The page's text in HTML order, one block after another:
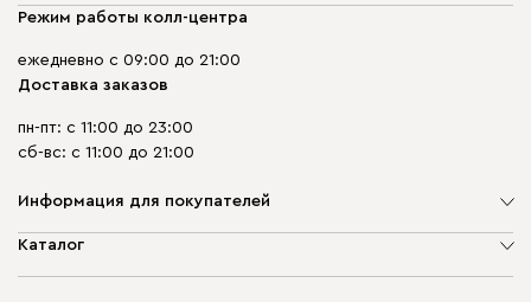
Режим работы колл-центра
ежедневно с 09:00 до 21:00
Доставка заказов
пн-пт: с 11:00 до 23:00
сб-вс: с 11:00 до 21:00
Информация для покупателей
О компании
Каталог